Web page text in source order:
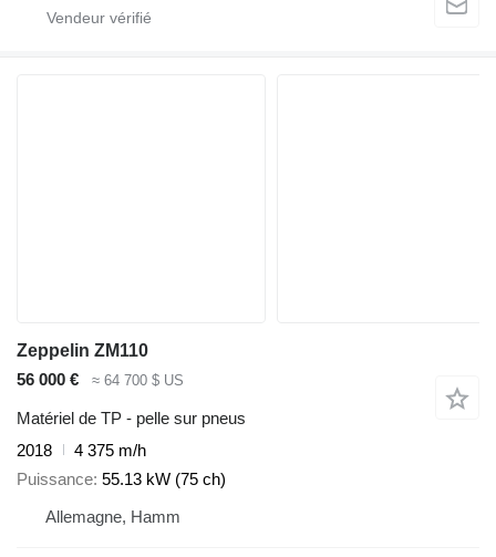
Zeppelin ZM110
56 000 €
≈ 64 700 $ US
Matériel de TP - pelle sur pneus
2018
4 375 m/h
Puissance 55.13 kW (75 ch)
Allemagne, Hamm